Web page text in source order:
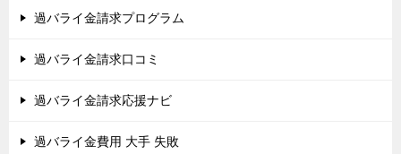
過バライ金請求プログラム
過バライ金請求口コミ
過バライ金請求応援ナビ
過バライ金費用 大手 失敗